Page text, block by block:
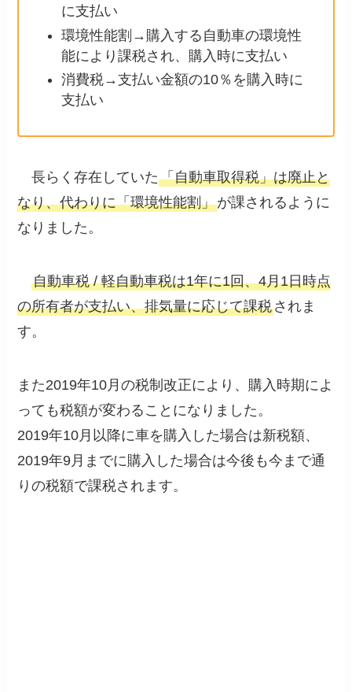
に支払い
環境性能割→購入する自動車の環境性
能により課税され、購入時に支払い
消費税→支払い金額の10％を購入時に
支払い
長らく存在していた「自動車取得税」は廃止と
なり、代わりに「環境性能割」が課されるように
なりました。
自動車税 / 軽自動車税は1年に1回、4月1日時点
の所有者が支払い、排気量に応じて課税されま
す。
また2019年10月の税制改正により、購入時期によ
っても税額が変わることになりました。
2019年10月以降に車を購入した場合は新税額、
2019年9月までに購入した場合は今後も今まで通
りの税額で課税されます。